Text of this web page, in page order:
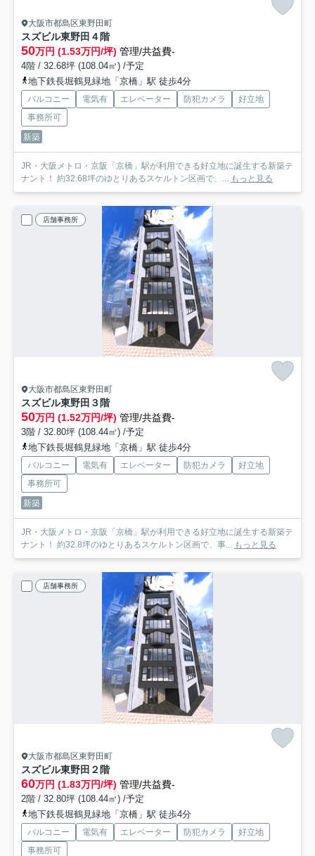
大阪市都島区東野田町
スズビル東野田 ４階
50万円 (1.53万円/坪) 管理/共益費-
4階 / 32.68坪 (108.04㎡) /予定
地下鉄長堀鶴見緑地「京橋」駅 徒歩4分
バルコニー 電気有 エレベーター 防犯カメラ
好立地
事務所可
新築
JR・大阪メトロ・京阪「京橋」駅が利用できる好立地に誕生する新築テ
ナント！ 約32.68坪のゆとりあるスケルトン区画で、... もっと見る
店舗事務所
大阪市都島区東野田町
スズビル東野田 ３階
50万円 (1.52万円/坪) 管理/共益費-
3階 / 32.80坪 (108.44㎡) /予定
地下鉄長堀鶴見緑地「京橋」駅 徒歩4分
バルコニー 電気有 エレベーター 防犯カメラ
好立地
事務所可
新築
JR・大阪メトロ・京阪「京橋」駅が利用できる好立地に誕生する新築テ
ナント！ 約32.8坪のゆとりあるスケルトン区画で、事... もっと見る
店舗事務所
大阪市都島区東野田町
スズビル東野田 ２階
60万円 (1.83万円/坪) 管理/共益費-
2階 / 32.80坪 (108.44㎡) /予定
地下鉄長堀鶴見緑地「京橋」駅 徒歩4分
バルコニー 電気有 エレベーター 防犯カメラ
好立地
事務所可